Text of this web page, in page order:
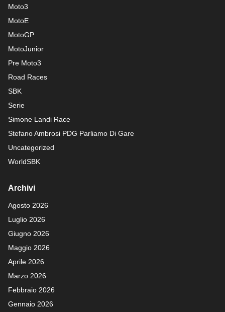
Moto3
MotoE
MotoGP
MotoJunior
Pre Moto3
Road Races
SBK
Serie
Simone Landi Race
Stefano Ambrosi PDG Parliamo Di Gare
Uncategorized
WorldSBK
Archivi
Agosto 2026
Luglio 2026
Giugno 2026
Maggio 2026
Aprile 2026
Marzo 2026
Febbraio 2026
Gennaio 2026